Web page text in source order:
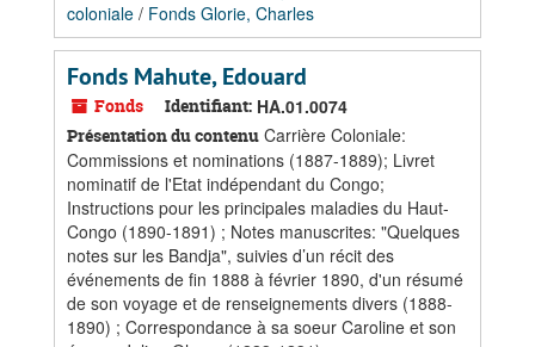
coloniale / Fonds Glorie, Charles
Fonds Mahute, Edouard
Fonds Identifiant: HA.01.0074
Présentation du contenu Carrière Coloniale:
Commissions et nominations (1887-1889); Livret
nominatif de l'Etat indépendant du Congo;
Instructions pour les principales maladies du Haut-
Congo (1890-1891) ; Notes manuscrites: "Quelques
notes sur les Bandja", suivies d’un récit des
événements de fin 1888 à février 1890, d'un résumé
de son voyage et de renseignements divers (1888-
1890) ; Correspondance à sa soeur Caroline et son